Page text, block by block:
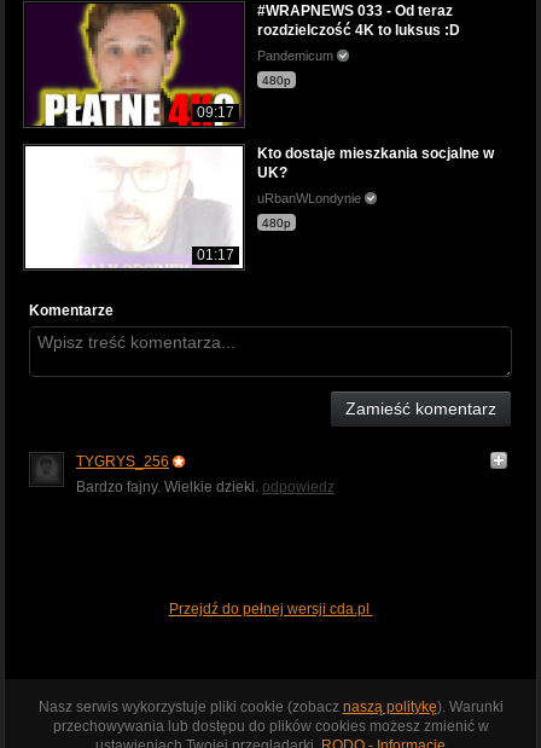
09:17
#WRAPNEWS 033 - Od teraz
rozdzielczość 4K to luksus :D
Pandemicum
480p
01:17
Kto dostaje mieszkania socjalne w
UK?
uRbanWLondynie
480p
Komentarze
Zamieść komentarz
TYGRYS_256
Bardzo fajny. Wielkie dzieki. odpowiedz
Przejdź do pełnej wersji cda.pl
Nasz serwis wykorzystuje pliki cookie (zobacz naszą politykę). Warunki
przechowywania lub dostępu do plików cookies możesz zmienić w